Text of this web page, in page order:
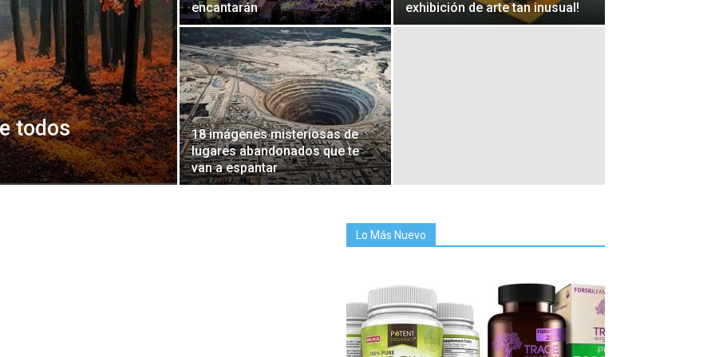
todos
encantarán exhibición de arte tan inusual!
18 imágenes misteriosas de
lugares abandonados que te
van a espantar
Lo Más Nuevo